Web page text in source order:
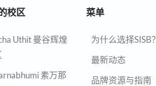
校区
Uthit 曼谷辉煌
素万那
菜单
为什么选择SISB？
最新动态
品牌资源与指南